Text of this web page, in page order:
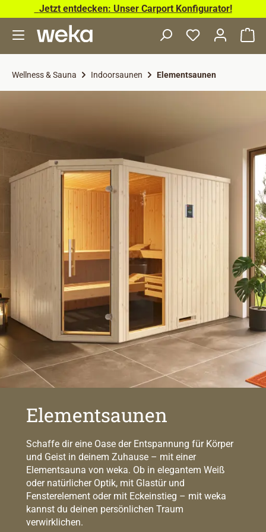
Zum Hauptinhalt springen
Jetzt entdecken: Unser Carport Konfigurator!
Wellness & Sauna Indoorsaunen Elementsaunen
Elementsaunen
Schaffe dir eine Oase der Entspannung für Körper
und Geist in deinem Zuhause – mit einer
Elementsauna von weka. Ob in elegantem Weiß
oder natürlicher Optik, mit Glastür und
Fensterelement oder mit Eckeinstieg – mit weka
kannst du deinen persönlichen Traum
verwirklichen.